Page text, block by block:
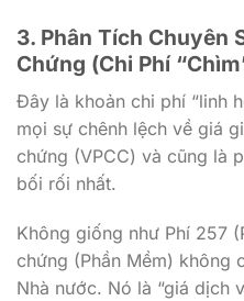
3. Phân Tích Chuyên
Chứng (Chi Phí
Đây là khoản chi phí “linh
mọi sự chênh lệch về giá
chứng (VPCC) và cũng là
bối rối nhất.
Không giống như Phí 257
chứng (Phần Mềm) không
Nhà nước. Nó là “giá dịch